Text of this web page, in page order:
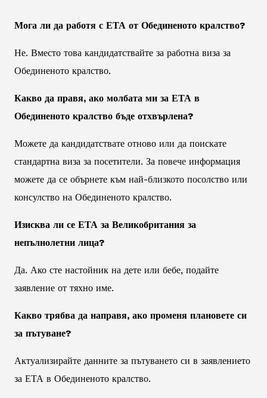
Мога ли да работя с ЕТА от Обединеното кралство?
Не. Вместо това кандидатствайте за работна виза за
Обединеното кралство.
Какво да правя, ако молбата ми за ЕТА в
Обединеното кралство бъде отхвърлена?
Можете да кандидатствате отново или да поискате
стандартна виза за посетители. За повече информация
можете да се обърнете към най-близкото посолство или
консулство на Обединеното кралство.
Изисква ли се ЕТА за Великобритания за
непълнолетни лица?
Да. Ако сте настойник на дете или бебе, подайте
заявление от тяхно име.
Какво трябва да направя, ако променя плановете си
за пътуване?
Актуализирайте данните за пътуването си в заявлението
за ЕТА в Обединеното кралство.